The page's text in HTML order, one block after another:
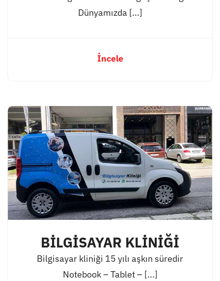
Dünyamızda [...]
İncele
BİLGİSAYAR KLİNİĞİ
Bilgisayar kliniği 15 yılı aşkın süredir
Notebook – Tablet – [...]